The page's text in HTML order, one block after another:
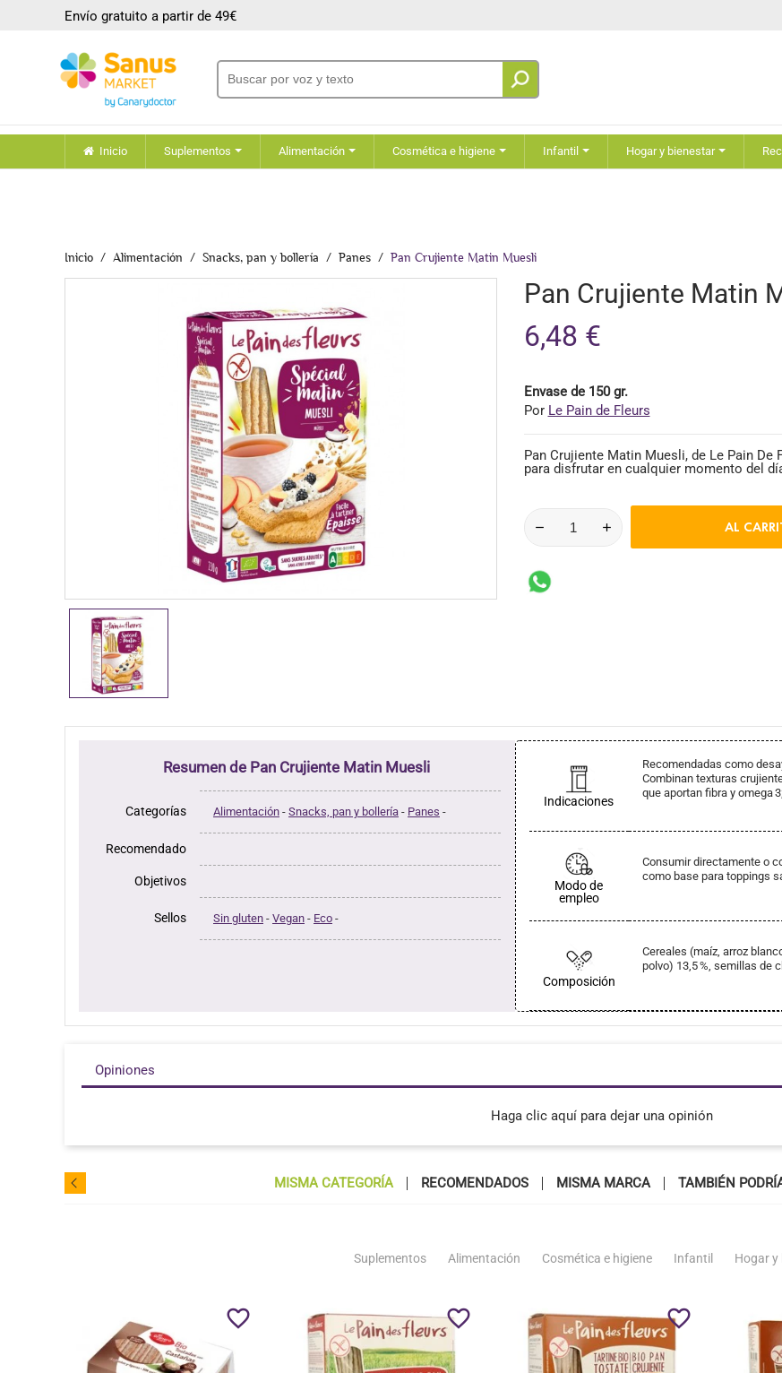
Envío gratuito a partir de 49€
Inicio Suplementos Alimentación Cosmética e higiene Infantil Hogar y bienestar
Inicio Alimentación Snacks, pan y bollería Panes Pan Crujiente Matin Muesli
Pan Crujiente Matin
6,48 €
Envase de 150 gr.
Por Le Pain de Fleurs
Pan Crujiente Matin Muesli, de Le Pain
para disfrutar en cualquier momento del
AL
Resumen de Pan Crujiente Matin Muesli
Categorías Alimentación - Snacks, pan y bollería - Panes -
Recomendado
Objetivos
Sellos Sin gluten - Vegan - Eco -
Indicaciones
Recomendadas como
Combinan texturas
que aportan fibra y omega
Modo de
empleo
Consumir directamente o
como base para toppings
Composición
Cereales (maíz, arroz
polvo) 13,5 %, semillas de
Opiniones
Haga clic aquí para dejar una opinión
MISMA CATEGORÍA RECOMENDADOS MISMA MARCA TAMBIÉN
Suplementos Alimentación Cosmética e higiene Infantil Hogar y
favorite_border favorite_border favorite_border